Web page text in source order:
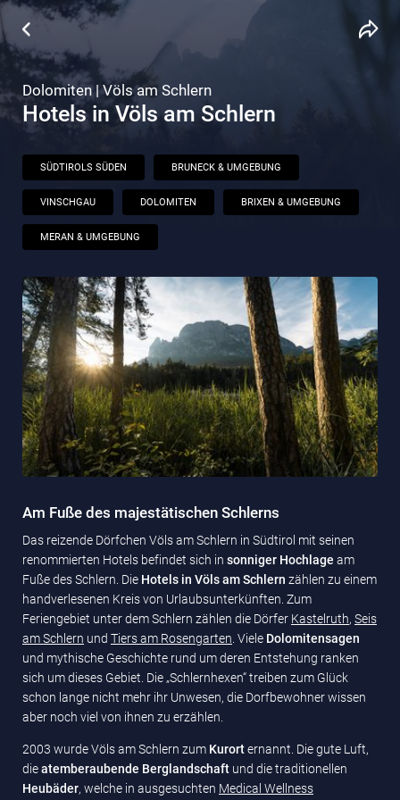
Dolomiten | Völs am Schlern
Hotels in Völs am Schlern
SÜDTIROLS SÜDEN BRUNECK & UMGEBUNG
VINSCHGAU DOLOMITEN BRIXEN & UMGEBUNG
MERAN & UMGEBUNG
Am Fuße des majestätischen Schlerns
Das reizende Dörfchen Völs am Schlern in Südtirol mit seinen
renommierten Hotels befindet sich in sonniger Hochlage am
Fuße des Schlern. Die Hotels in Völs am Schlern zählen zu einem
handverlesenen Kreis von Urlaubsunterkünften. Zum
Feriengebiet unter dem Schlern zählen die Dörfer Kastelruth, Seis
am Schlern und Tiers am Rosengarten . Viele Dolomitensagen
und mythische Geschichte rund um deren Entstehung ranken
sich um dieses Gebiet. Die „Schlernhexen“ treiben zum Glück
schon lange nicht mehr ihr Unwesen, die Dorfbewohner wissen
aber noch viel von ihnen zu erzählen.
2003 wurde Völs am Schlern zum Kurorternannt. Die gute Luft,
dieatemberaubende Berglandschaft und die traditionellen
Heubäder, welche in ausgesuchten Medical Wellness